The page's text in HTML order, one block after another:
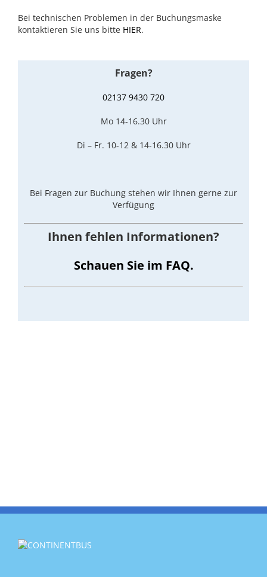
Bei technischen Problemen in der Buchungsmaske
kontaktieren Sie uns bitte HIER.
Fragen?
02137 9430 720
Mo 14-16.30 Uhr
Di – Fr. 10-12 & 14-16.30 Uhr
Bei Fragen zur Buchung stehen wir Ihnen gerne zur
Verfügung
Ihnen fehlen Informationen?
Schauen Sie im FAQ.